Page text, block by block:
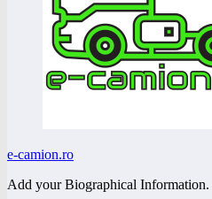
e-camion.ro
Add your Biographical Information.